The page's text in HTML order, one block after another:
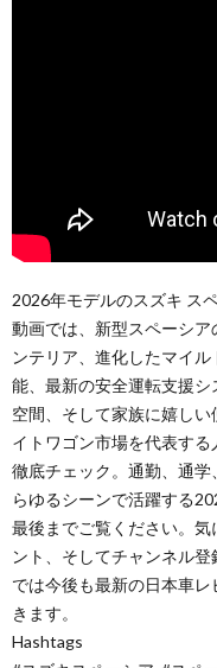
2026年モデルのスズキ ス
動画では、新型スペーシ
ンテリア、進化したマイ
能、最新の安全運転支援
空間、そして家族に嬉し
イトワゴン市場を代表す
徹底チェック。通勤、通
らゆるシーンで活躍する
最後までご覧ください。
ント、そしてチャンネル
では今後も最新の日本車
きます。
Hashtags